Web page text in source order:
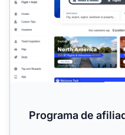
Programa de